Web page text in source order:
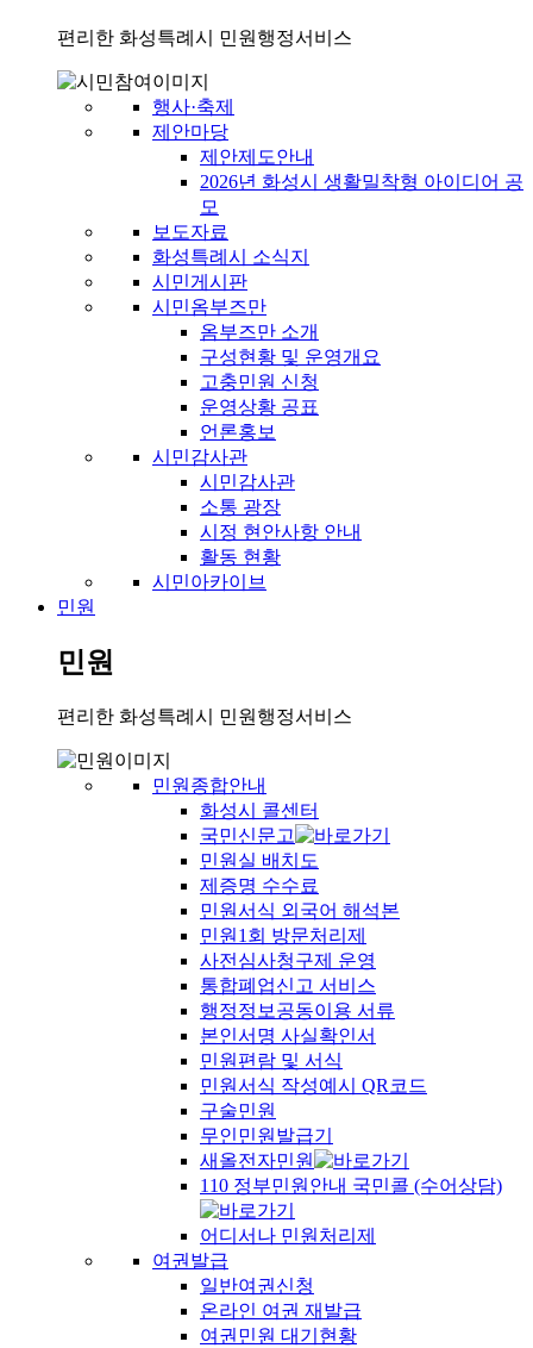
편리한 화성특례시 민원행정서비스
행사·축제
제안마당
제안제도안내
2026년 화성시 생활밀착형 아이디어 공
모
보도자료
화성특례시 소식지
시민게시판
시민옴부즈만
옴부즈만 소개
구성현황 및 운영개요
고충민원 신청
운영상황 공표
언론홍보
시민감사관
시민감사관
소통 광장
시정 현안사항 안내
활동 현황
시민아카이브
민원
민원
편리한 화성특례시 민원행정서비스
민원종합안내
화성시 콜센터
국민신문고
민원실 배치도
제증명 수수료
민원서식 외국어 해석본
민원1회 방문처리제
사전심사청구제 운영
통합폐업신고 서비스
행정정보공동이용 서류
본인서명 사실확인서
민원편람 및 서식
민원서식 작성예시 QR코드
구술민원
무인민원발급기
새올전자민원
110 정부민원안내 국민콜 (수어상담)
어디서나 민원처리제
여권발급
일반여권신청
온라인 여권 재발급
여권민원 대기현황